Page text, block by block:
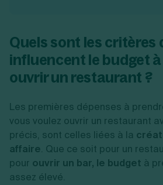
Quels sont les critères
influencent le budget
ouvrir un restaurant ?
Les premières dépenses à
vous voulez ouvrir un restaurant
précis, sont celles liées à la
affaire. Que ce soit pour un
pour ouvrir un bar, le budget à
assez élevé.